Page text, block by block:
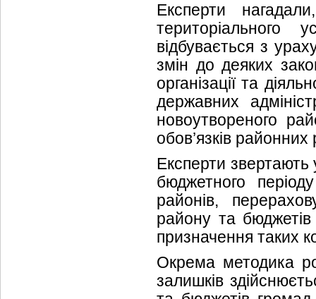
Експерти
територіального
відбувається з
змін до деяких
організації та
державних
новоутвореного
обов’язків районних
Експерти звертають
бюджетного
районів,
району та
призначення таких
Окрема методика
залишків